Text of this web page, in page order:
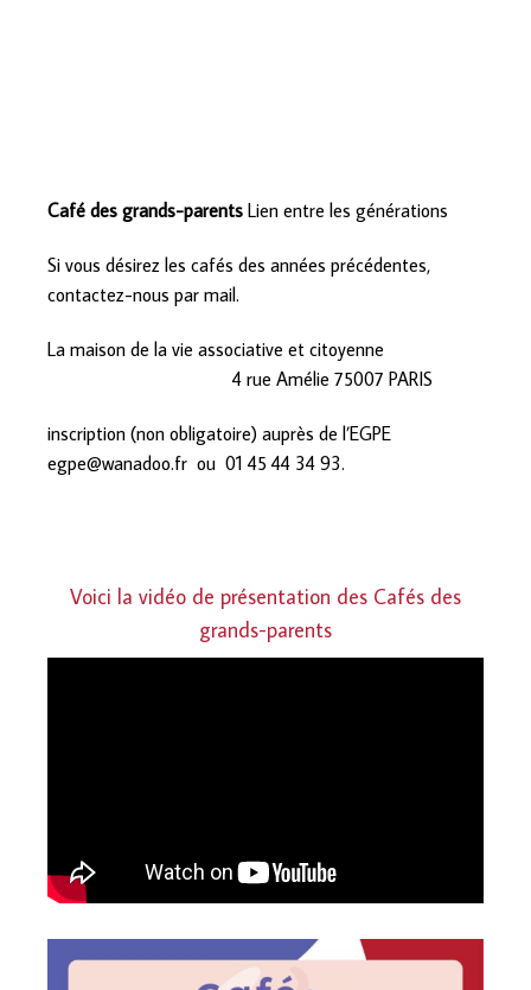
Café des grands-parents Lien entre les générations
Si vous désirez les cafés des années précédentes,
contactez-nous par mail.
La maison de la vie associative et citoyenne
4 rue Amélie 75007 PARIS
inscription (non obligatoire) auprès de l’EGPE
egpe@wanadoo.fr ou 01 45 44 34 93.
Voici la vidéo de présentation des Cafés des
grands-parents